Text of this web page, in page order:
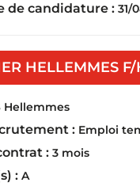
de candidature : 31/
HELLEMMES F/
Hellemmes
: Emploi
: 3 mois
: A